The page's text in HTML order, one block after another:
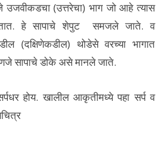
(उत्तरेचा) भाग जो आहे त्यास
हे सापाचे शेपुट समजले जाते. व
(दक्षिणेकडील) थोडेसे वरच्या भागात
सापाचे डोके असे मानले जाते.
होय. खालील आकृतीमध्ये पहा सर्प व